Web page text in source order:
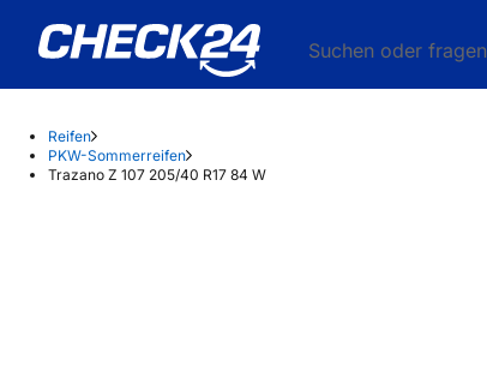
Suchen oder fragen
Reifen
PKW-Sommerreifen
Trazano Z 107 205/40 R17 84 W